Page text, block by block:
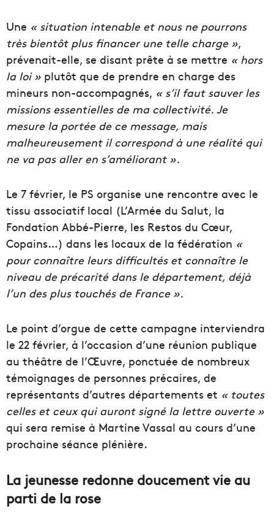
Une « situation intenable et nous ne pourrons
très bientôt plus financer une telle charge »,
prévenait-elle, se disant prête à se mettre « hors
la loi » plutôt que de prendre en charge des
mineurs non-accompagnés, « s’il faut sauver les
missions essentielles de ma collectivité. Je
mesure la portée de ce message, mais
malheureusement il correspond à une réalité qui
ne va pas aller en s’améliorant ».
Le 7 février, le PS organise une rencontre avec le
tissu associatif local (L’Armée du Salut, la
Fondation Abbé-Pierre, les Restos du Cœur,
Copains…) dans les locaux de la fédération «
pour connaître leurs difficultés et connaître le
niveau de précarité dans le département, déjà
l’un des plus touchés de France ».
Le point d’orgue de cette campagne interviendra
le 22 février, à l’occasion d’une réunion publique
au théâtre de l’Œuvre, ponctuée de nombreux
témoignages de personnes précaires, de
représentants d’autres départements et « toutes
celles et ceux qui auront signé la lettre ouverte »
qui sera remise à Martine Vassal au cours d’une
prochaine séance plénière.
La jeunesse redonne doucement vie au
parti de la rose